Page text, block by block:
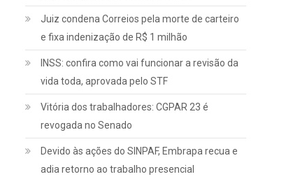
Juiz condena Correios pela morte de carteiro
e fixa indenização de R$ 1 milhão
INSS: confira como vai funcionar a revisão da
vida toda, aprovada pelo STF
Vitória dos trabalhadores: CGPAR 23 é
revogada no Senado
Devido às ações do SINPAF, Embrapa recua e
adia retorno ao trabalho presencial